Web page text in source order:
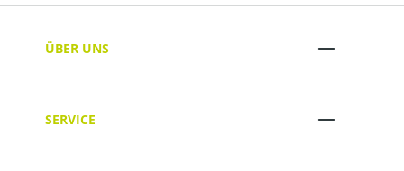
ÜBER UNS
SERVICE